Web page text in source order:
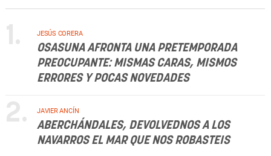
1. JESÚS CORERA
OSASUNA AFRONTA UNA PRETEMPORADA
PREOCUPANTE: MISMAS CARAS, MISMOS
ERRORES Y POCAS NOVEDADES
2. JAVIER ANCÍN
ABERCHÁNDALES, DEVOLVEDNOS A LOS
NAVARROS EL MAR QUE NOS ROBASTEIS